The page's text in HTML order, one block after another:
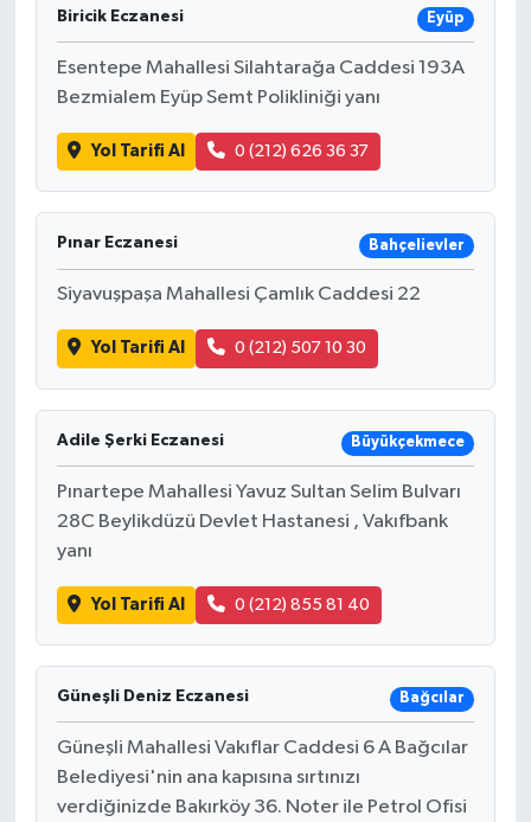
Biricik Eczanesi Eyüp
Esentepe Mahallesi Silahtarağa Caddesi 193A
Bezmialem Eyüp Semt Polikliniği yanı
Yol Tarifi Al 0 (212) 626 36 37
Pınar Eczanesi Bahçelievler
Siyavuşpaşa Mahallesi Çamlık Caddesi 22
Yol Tarifi Al 0 (212) 507 10 30
Adile Şerki Eczanesi Büyükçekmece
Pınartepe Mahallesi Yavuz Sultan Selim Bulvarı
28C Beylikdüzü Devlet Hastanesi , Vakıfbank
yanı
Yol Tarifi Al 0 (212) 855 81 40
Güneşli Deniz Eczanesi Bağcılar
Güneşli Mahallesi Vakıflar Caddesi 6 A Bağcılar
Belediyesi'nin ana kapısına sırtınızı
verdiğinizde Bakırköy 36. Noter ile Petrol Ofisi